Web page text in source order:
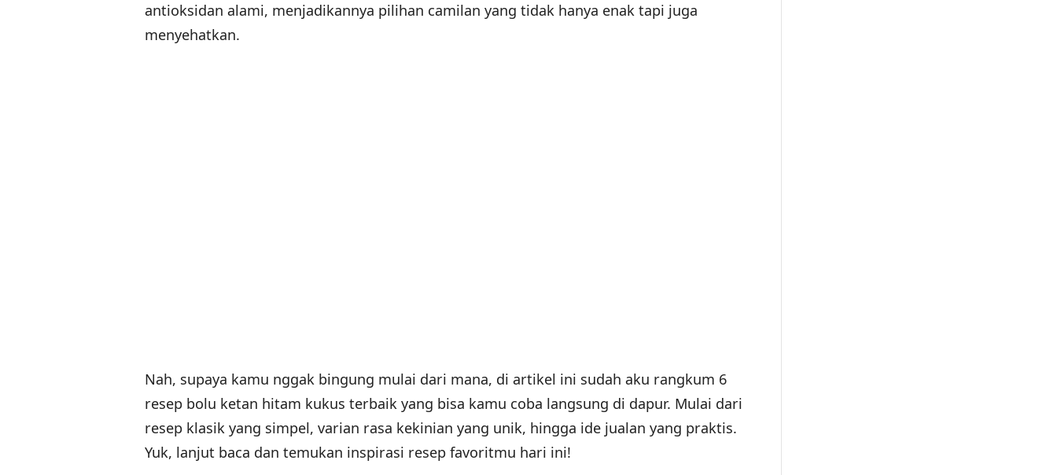
antioksidan alami, menjadikannya pilihan camilan yang tidak hanya enak tapi juga
menyehatkan.
Nah, supaya kamu nggak bingung mulai dari mana, di artikel ini sudah aku rangkum 6
resep bolu ketan hitam kukus terbaik yang bisa kamu coba langsung di dapur. Mulai dari
resep klasik yang simpel, varian rasa kekinian yang unik, hingga ide jualan yang praktis.
Yuk, lanjut baca dan temukan inspirasi resep favoritmu hari ini!